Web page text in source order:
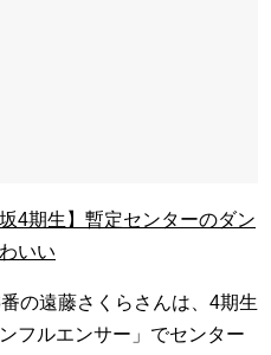
4期生】暫定センターのダン
いい
の遠藤さくらさんは、4期生
フルエンサー」でセンター